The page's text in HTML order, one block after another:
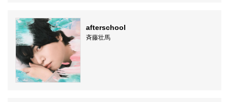
afterschool
斉藤壮馬